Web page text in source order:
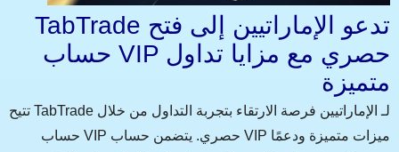
TabTrade تدعو الإماراتيين إلى فتح
حساب VIP حصري مع مزايا تداول
متميزة
تتيح TabTrade لـ الإماراتيين فرصة الارتقاء بتجربة التداول من خلال
حساب VIP حصري. يتضمن حساب VIP ميزات متميزة ودعمًا